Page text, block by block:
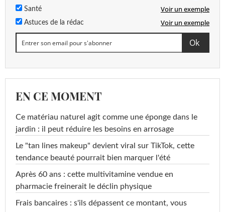
Santé Voir un exemple
Astuces de la rédac Voir un exemple
EN CE MOMENT
Ce matériau naturel agit comme une éponge dans le
jardin : il peut réduire les besoins en arrosage
Le "tan lines makeup" devient viral sur TikTok, cette
tendance beauté pourrait bien marquer l'été
Après 60 ans : cette multivitamine vendue en
pharmacie freinerait le déclin physique
Frais bancaires : s'ils dépassent ce montant, vous